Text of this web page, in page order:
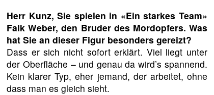
Herr Kunz, Sie spielen in «Ein starkes Team»
Falk Weber, den Bruder des Mordopfers. Was
hat Sie an dieser Figur besonders gereizt?
Dass er sich nicht sofort erklärt. Viel liegt unter
der Oberfläche – und genau da wird’s spannend.
Kein klarer Typ, eher jemand, der arbeitet, ohne
dass man es gleich sieht.